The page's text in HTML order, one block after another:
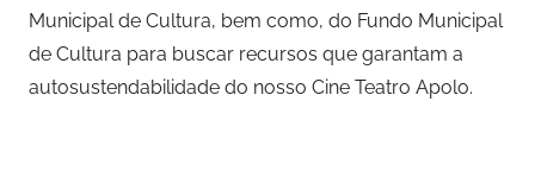
Municipal de Cultura, bem como, do Fundo Municipal
de Cultura para buscar recursos que garantam a
autosustendabilidade do nosso Cine Teatro Apolo.